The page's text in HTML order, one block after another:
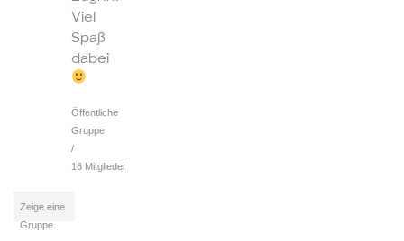
Viel
Spaß
dabei
Öffentliche
Gruppe
/
16 Mitglieder
Zeige eine
Gruppe